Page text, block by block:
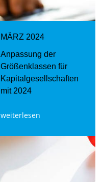
MÄRZ 2024
Anpassung der
Größenklassen für
Kapitalgesellschaften
mit 2024
weiterlesen